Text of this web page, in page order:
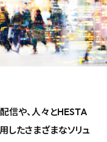
信や、人々とHESTA
したさまざまなソリュ